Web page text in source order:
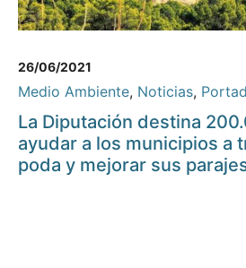
26/06/2021
Medio Ambiente, Noticias,
La Diputación destina
ayudar a los municipios a
poda y mejorar sus